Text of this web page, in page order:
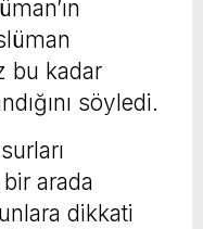
bu kadar
söyledi.
arada
dikkati